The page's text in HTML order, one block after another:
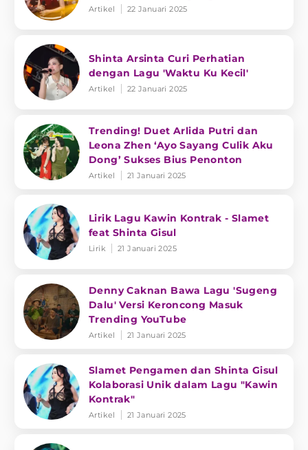
Artikel 22 Januari 2025
Shinta Arsinta Curi Perhatian
dengan Lagu 'Waktu Ku Kecil'
Artikel 22 Januari 2025
Trending! Duet Arlida Putri dan
Leona Zhen ‘Ayo Sayang Culik Aku
Dong’ Sukses Bius Penonton
Artikel 21 Januari 2025
Lirik Lagu Kawin Kontrak - Slamet
feat Shinta Gisul
Lirik 21 Januari 2025
Denny Caknan Bawa Lagu 'Sugeng
Dalu' Versi Keroncong Masuk
Trending YouTube
Artikel 21 Januari 2025
Slamet Pengamen dan Shinta Gisul
Kolaborasi Unik dalam Lagu "Kawin
Kontrak"
Artikel 21 Januari 2025